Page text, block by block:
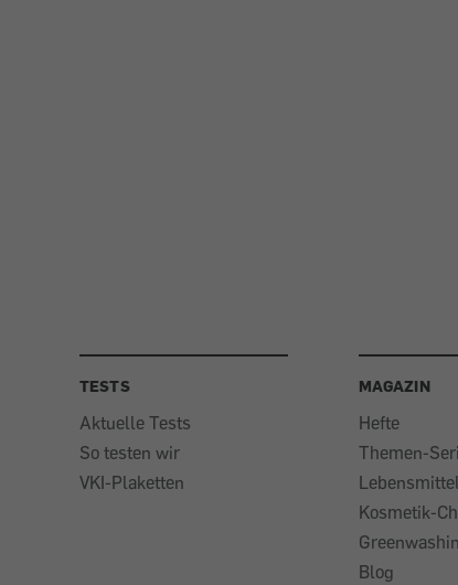
TESTS
Aktuelle Tests
So testen wir
VKI-Plaketten
MAGAZIN
Hefte
Themen-
Kosmetik-
Blog